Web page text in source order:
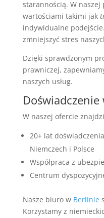
starannością. W naszej
wartościami takimi jak
indywidualne
zmniejszyć stres
Dzięki sprawdzonym
prawniczej,
naszych usług.
Doświadczenie
W naszej ofercie
20+ lat
Niemczech i Polsce
Współpraca z
Centrum
Nasze biuro w Berlinie
Korzystamy z